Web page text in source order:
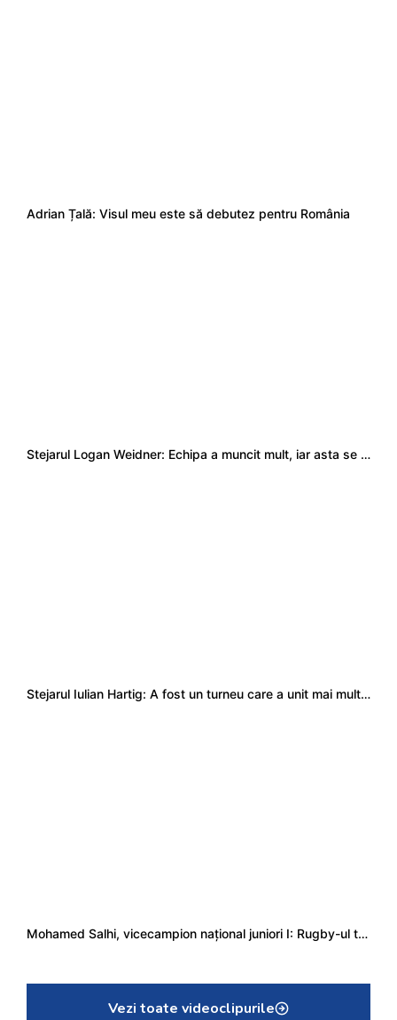
Adrian Țală: Visul meu este să debutez pentru România
Stejarul Logan Weidner: Echipa a muncit mult, iar asta se va vedea în meciurile de la Nations Cup
Stejarul Iulian Hartig: A fost un turneu care a unit mai mult echipa
Mohamed Salhi, vicecampion național juniori I: Rugby-ul te învață să accepți și înfrângerile
Vezi toate videoclipurile